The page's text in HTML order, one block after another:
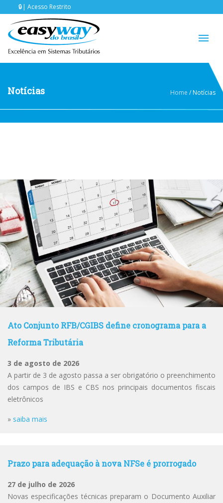
Acesso Restrito
Notícias Home /Notícias
Ato Conjunto RFB/CGIBS define cronograma para a
Reforma Tributária
3 de agosto de 2026
A partir de 3 de agosto passa a ser obrigatório o preenchimento
dos campos de IBS e CBS nos principais documentos fiscais
eletrônicos
» saiba mais
Prazo para adequação à nova NFSe é prorrogado
27 de julho de 2026
Novas especificações técnicas preparam o Documento Auxiliar